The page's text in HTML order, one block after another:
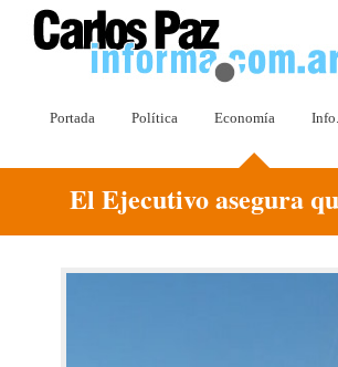
Portada Política Economía
El Ejecutivo asegura